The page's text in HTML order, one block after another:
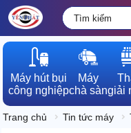
Máy hút bụi
công nghiệp
Máy
chà sàngiải
Trang chủ Tin tức máy